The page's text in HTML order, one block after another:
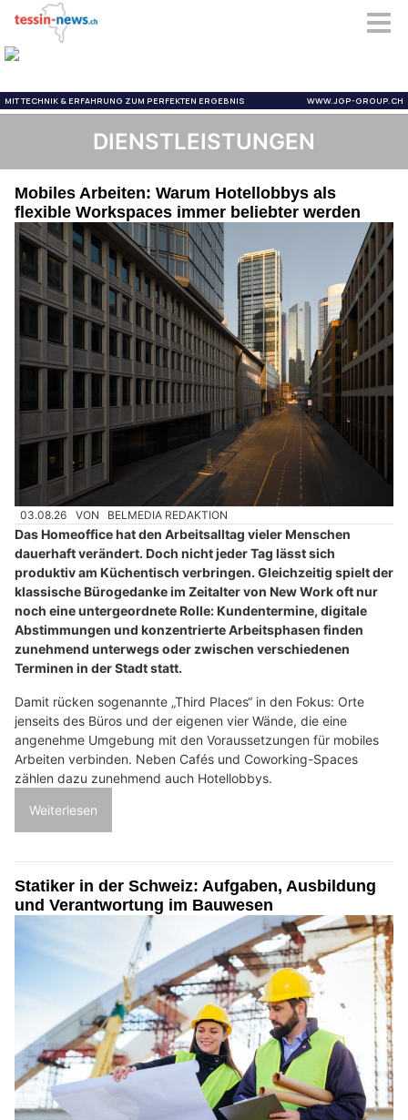
DIENSTLEISTUNGEN
Mobiles Arbeiten: Warum Hotellobbys als
flexible Workspaces immer beliebter werden
03.08.26 VON BELMEDIA REDAKTION
Das Homeoffice hat den Arbeitsalltag vieler Menschen
dauerhaft verändert. Doch nicht jeder Tag lässt sich
produktiv am Küchentisch verbringen. Gleichzeitig spielt der
klassische Bürogedanke im Zeitalter von New Work oft nur
noch eine untergeordnete Rolle: Kundentermine, digitale
Abstimmungen und konzentrierte Arbeitsphasen finden
zunehmend unterwegs oder zwischen verschiedenen
Terminen in der Stadt statt.
Damit rücken sogenannte „Third Places“ in den Fokus: Orte
jenseits des Büros und der eigenen vier Wände, die eine
angenehme Umgebung mit den Voraussetzungen für mobiles
Arbeiten verbinden. Neben Cafés und Coworking-Spaces
zählen dazu zunehmend auch Hotellobbys.
Weiterlesen
Statiker in der Schweiz: Aufgaben, Ausbildung
und Verantwortung im Bauwesen